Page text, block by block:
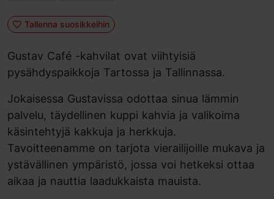
Tallenna suosikkeihin
Gustav Café -kahvilat ovat viihtyisiä
pysähdyspaikkoja Tartossa ja Tallinnassa.
Jokaisessa Gustavissa odottaa sinua lämmin
palvelu, täydellinen kuppi kahvia ja valikoima
käsintehtyjä kakkuja ja herkkuja.
Tavoitteenamme on tarjota vierailijoille mukava ja
ystävällinen ympäristö, jossa voi hetkeksi ottaa
aikaa ja nauttia laadukkaista mauista.